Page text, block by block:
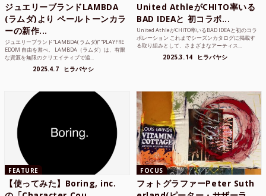
ジュエリーブランドLAMBDA
(ラムダ)より ペールトーンカラ
ーの新作...
ジュエリーブランド“LAMBDA( ラムダ))” “PLAYFRE
EDOM 自由を遊べ。 LAMBDA（ラムダ）は、有限
な資源を無限のクリエイティブで追...
2025.4.7 ヒラバヤシ
United AthleがCHITO率いる
BAD IDEAと 初コラボ...
United AthleがCHITO率いるBAD IDEAと初のコラ
ボレーション これまでシーズンカタログに掲載す
る取り組みとして、さまざまなアーティス...
2025.3.14 ヒラバヤシ
FEATURE
【使ってみた】Boring, inc.
FOCUS
フォトグラファーPeter Suth